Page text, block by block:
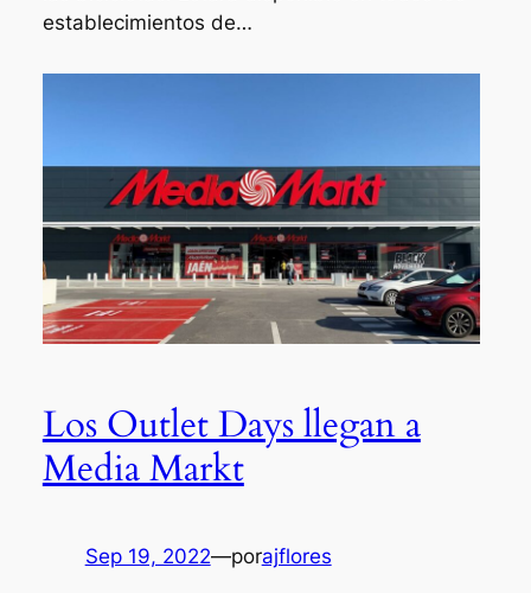
establecimientos de…
Los Outlet Days llegan a
Media Markt
Sep 19, 2022—porajflores